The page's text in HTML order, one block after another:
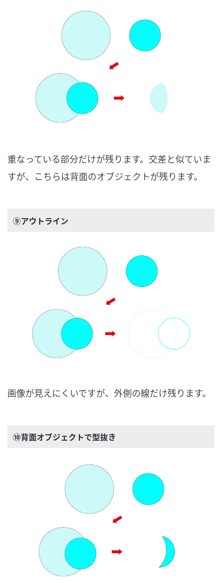
重なっている部分だけが残ります。交差と似ていま
すが、こちらは背面のオブジェクトが残ります。
⑨アウトライン
画像が見えにくいですが、外側の線だけ残ります。
⑩背面オブジェクトで型抜き